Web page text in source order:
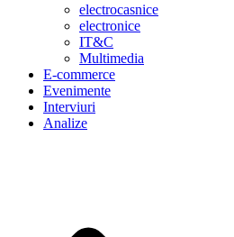
electrocasnice
electronice
IT&C
Multimedia
E-commerce
Evenimente
Interviuri
Analize